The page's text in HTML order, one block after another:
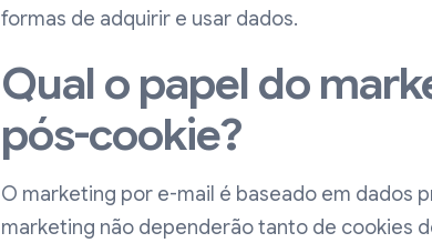
formas de adquirir e usar dados.
Qual o papel do
pós-cookie?
O marketing por e-mail é baseado em dados
marketing não dependerão tanto de cookies